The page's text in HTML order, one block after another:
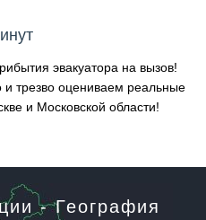
эвакуатора на вызов!
трезво оцениваем реальные
и Московской области!
- География